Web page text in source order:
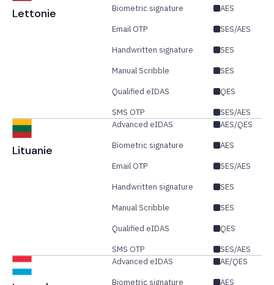
Lettonie
Biometric signature
AES
Email OTP
SES/AES
Handwritten signature
SES
Manual Scribble
SES
Qualified eIDAS
QES
SMS OTP
SES/AES
Lituanie
Advanced eIDAS
AES/QES
Biometric signature
AES
Email OTP
SES/AES
Handwritten signature
SES
Manual Scribble
SES
Qualified eIDAS
QES
SMS OTP
SES/AES
Advanced eIDAS
AE/QES
Biometric signature
AES